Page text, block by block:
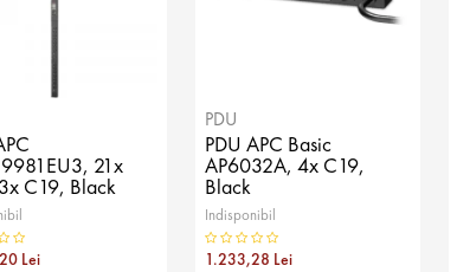
21x
C19, Black
Lei
PDU
PDU APC Basic
AP6032A, 4x C19,
Black
Indisponibil
1.233,28 Lei